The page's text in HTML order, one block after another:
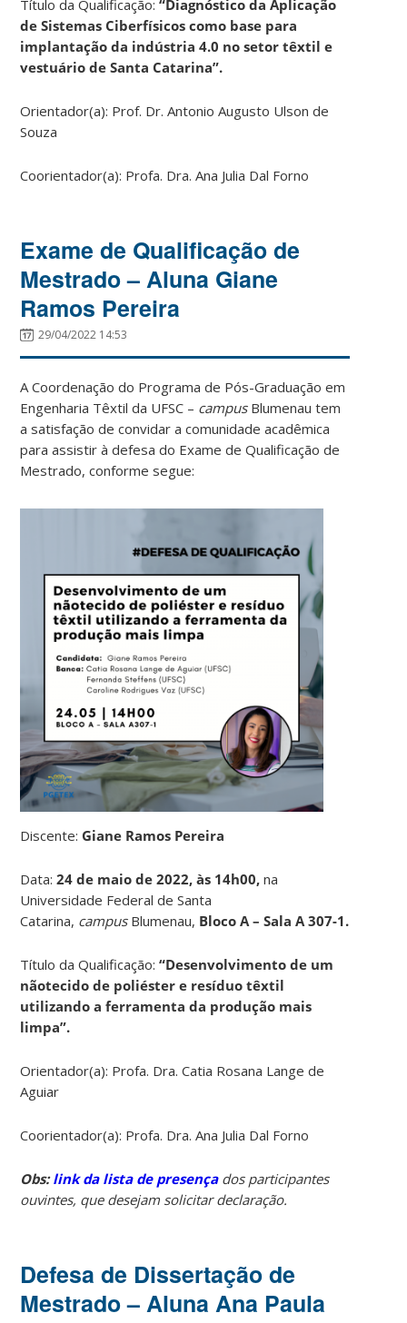
Título da Qualificação: “Diagnóstico da Aplicação
de Sistemas Ciberfísicos como base para
implantação da indústria 4.0 no setor têxtil e
vestuário de Santa Catarina”.
Orientador(a): Prof. Dr. Antonio Augusto Ulson de
Souza
Coorientador(a): Profa. Dra. Ana Julia Dal Forno
Exame de Qualificação de
Mestrado – Aluna Giane
Ramos Pereira
29/04/2022 14:53
A Coordenação do Programa de Pós-Graduação em
Engenharia Têxtil da UFSC – campusBlumenau tem
a satisfação de convidar a comunidade acadêmica
para assistir à defesa do Exame de Qualificação de
Mestrado, conforme segue:
Discente: Giane Ramos Pereira
Data: 24 de maio de 2022, às 14h00,na
Universidade Federal de Santa
Catarina, campusBlumenau, Bloco A – Sala A 307-1.
Título da Qualificação: “Desenvolvimento de um
nãotecido de poliéster e resíduo têxtil
utilizando a ferramenta da produção mais
limpa”.
Orientador(a): Profa. Dra. Catia Rosana Lange de
Aguiar
Coorientador(a): Profa. Dra. Ana Julia Dal Forno
Obs: link da lista de presençados participantes
ouvintes, que desejam solicitar declaração.
Defesa de Dissertação de
Mestrado – Aluna Ana Paula